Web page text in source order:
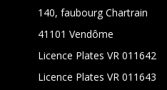
140, faubourg Chartrain
41101 Vendôme
Licence Plates VR 011642
Licence Plates VR 011643